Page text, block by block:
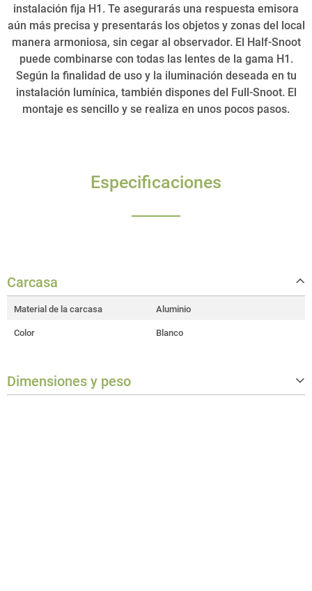
instalación fija H1. Te asegurarás una respuesta emisora
aún más precisa y presentarás los objetos y zonas del local
manera armoniosa, sin cegar al observador. El Half-Snoot
puede combinarse con todas las lentes de la gama H1.
Según la finalidad de uso y la iluminación deseada en tu
instalación lumínica, también dispones del Full-Snoot. El
montaje es sencillo y se realiza en unos pocos pasos.
Especificaciones
Carcasa
Material de la carcasa Aluminio
Color Blanco
Dimensiones y peso